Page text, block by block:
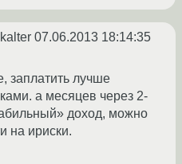
07.06.2013 18:14:35
заплатить лучше
а месяцев через 2-
доход, можно
на ириски.